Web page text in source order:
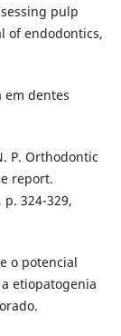
pulp
of endodontics,
em dentes
P. Orthodontic
report.
324-329,
o potencial
etiopatogenia